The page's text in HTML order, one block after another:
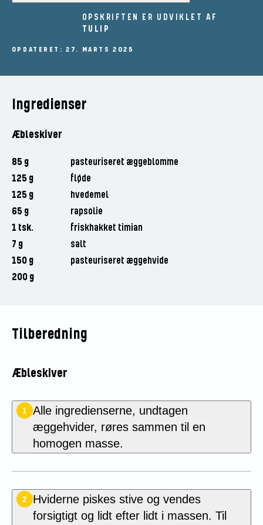
OPSKRIFTEN ER UDVIKLET AF
TULIP
OPDATERET: 27. MARTS 2025
Ingredienser
Æbleskiver
85 g
pasteuriseret æggeblomme
125 g
fløde
125 g
hvedemel
65 g
rapsolie
1 tsk.
friskhakket timian
7 g
salt
150 g
pasteuriseret æggehvide
200 g
Tilberedning
Æbleskiver
1
Alle ingredienserne, undtagen
æggehvider, røres sammen til en
homogen masse.
2
Hviderne piskes stive og vendes
forsigtigt og lidt efter lidt i massen. Til